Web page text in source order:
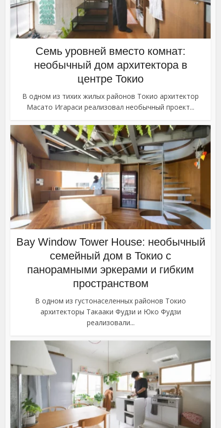
Семь уровней вместо комнат:
необычный дом архитектора в
центре Токио
В одном из тихих жилых районов Токио архитектор
Масато Игараси реализовал необычный проект...
Bay Window Tower House: необычный
семейный дом в Токио с
панорамными эркерами и гибким
пространством
В одном из густонаселенных районов Токио
архитекторы Такааки Фудзи и Юко Фудзи
реализовали...